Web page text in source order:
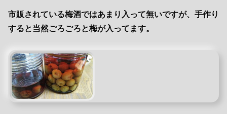
市販されている梅酒ではあまり入って無いですが、手作り
すると当然ごろごろと梅が入ってます。